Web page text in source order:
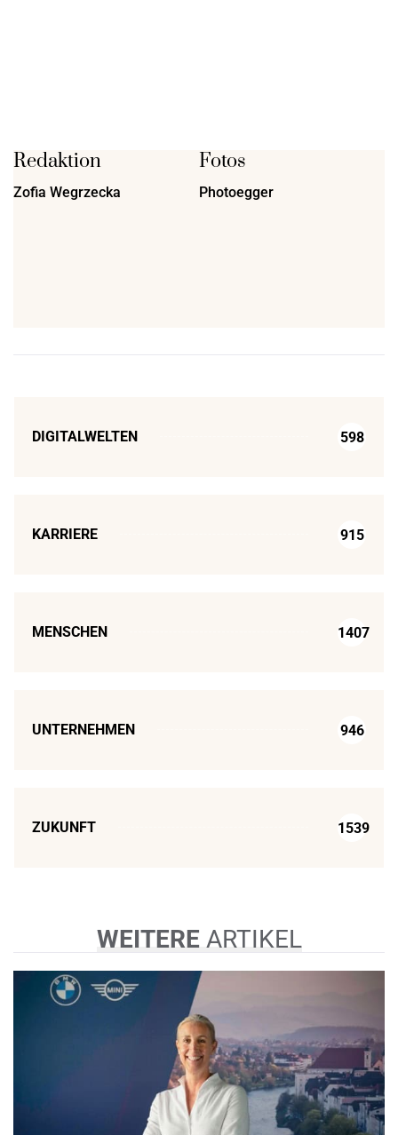
Redaktion
Zofia Wegrzecka
Fotos
Photoegger
DIGITALWELTEN 598
KARRIERE 915
MENSCHEN 1407
UNTERNEHMEN 946
ZUKUNFT 1539
WEITEREARTIKEL